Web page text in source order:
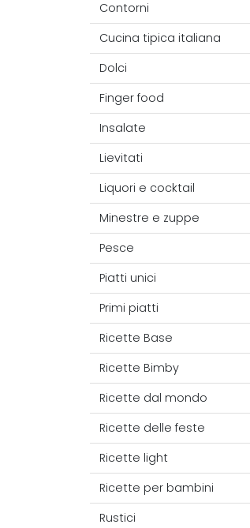
Contorni
Cucina tipica italiana
Dolci
Finger food
Insalate
Lievitati
Liquori e cocktail
Minestre e zuppe
Pesce
Piatti unici
Primi piatti
Ricette Base
Ricette Bimby
Ricette dal mondo
Ricette delle feste
Ricette light
Ricette per bambini
Rustici